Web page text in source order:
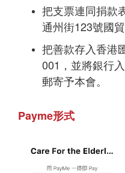
把支票連同捐款
通州街123號國
把善款存入香港
001，並將銀行
郵寄予本會。
Payme形式